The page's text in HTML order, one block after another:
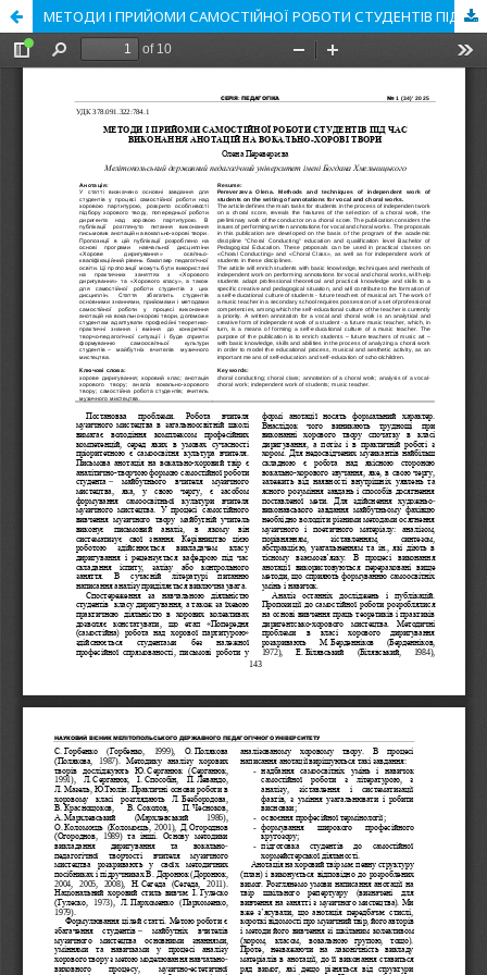
МЕТОДИ І ПРИЙОМИ САМОСТІЙНОЇ РОБОТИ СТУДЕНТІВ ПІД ЧАС ВИКОНАННЯ АНОТАЦІЙ НА ВОКАЛЬНО-ХОРОВІ ТВОРИ